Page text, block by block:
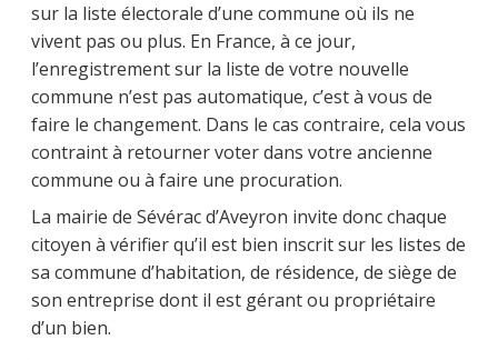
sur la liste électorale d’une commune où ils ne
vivent pas ou plus. En France, à ce jour,
l’enregistrement sur la liste de votre nouvelle
commune n’est pas automatique, c’est à vous de
faire le changement. Dans le cas contraire, cela vous
contraint à retourner voter dans votre ancienne
commune ou à faire une procuration.
La mairie de Sévérac d’Aveyron invite donc chaque
citoyen à vérifier qu’il est bien inscrit sur les listes de
sa commune d’habitation, de résidence, de siège de
son entreprise dont il est gérant ou propriétaire
d’un bien.